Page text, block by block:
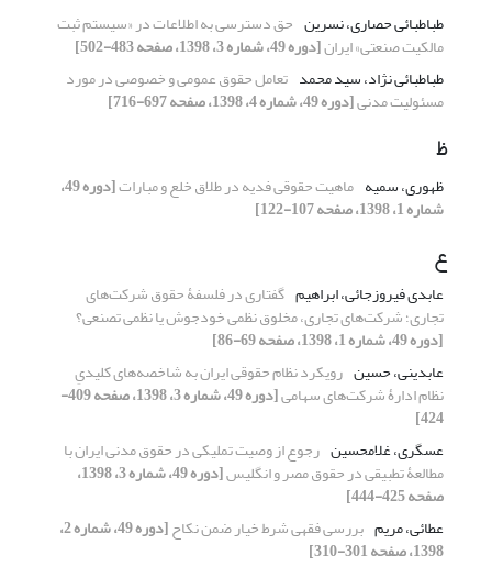
طباطبائی حصاری، نسرین حق دسترسی به اطلاعات در «سیستم ثبت
مالکیت صنعتی» ایران[دوره 49، شماره 3، 1398، صفحه 483-502]
طباطبائی نژاد، سید محمد تعامل حقوق عمومی و خصوصی در مورد
مسئولیت مدنی[دوره 49، شماره 4، 1398، صفحه 697-716]
ظ
ظهوری، سمیه ماهیت حقوقی فدیه در طلاق خلع و مبارات [دوره 49،
شماره 1، 1398، صفحه 107-122]
ع
عابدی فیروزجائی، ابراهیم گفتاری در فلسفۀ حقوق شرکت‌های
تجاری؛ شرکت‌های تجاری، مخلوق نظمی خودجوش یا نظمی تصنعی؟
[دوره 49، شماره 1، 1398، صفحه 69-86]
عابدینی، حسین رویکرد نظام حقوقی ایران به شاخصه‌های کلیدیِ
نظام ادارۀ شرکت‌های سهامی [دوره 49، شماره 3، 1398، صفحه 409-
424]
عسگری، غلامحسین رجوع از وصیت تملیکی در حقوق مدنی ایران با
مطالعۀ تطبیقی در حقوق مصر و انگلیس [دوره 49، شماره 3، 1398،
صفحه 425-444]
عطائی، مریم بررسی فقهی شرط خیار ضمن نکاح [دوره 49، شماره 2،
1398، صفحه 301-310]